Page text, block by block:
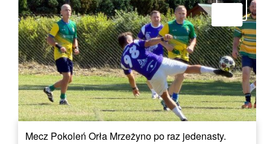
Mecz Pokoleń Orła Mrzeżyno po raz jedenasty.